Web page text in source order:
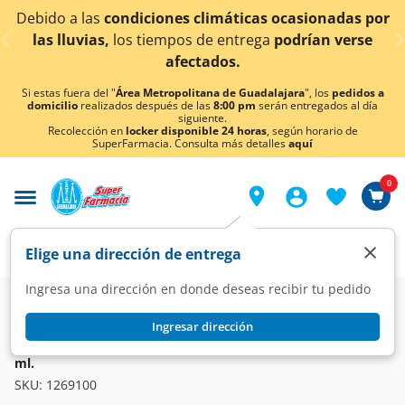
< div class="carousel-inner">
a lascondiciones climáticas ocasionadas por
lluvias, los tiempos de entregapodrían verse
afectados.
Si estas fuera del "Área Metropolitana de Guadalajara", los pedidos a
domicilio realizados después de las8:00 pm serán entregados al día
siguiente.
Recolección en locker disponible 24 horas, según horario de
SuperFarmacia. Consulta más detallesaquí
Elige una dirección de entrega
Ingresa una dirección en donde deseas recibir tu pedido
Ingresar dirección
×
0
Super Higiene y Belleza Cuidado Bucal Enjuagues
Enjuague Bucal Colgate Plax Ice Infinity Sabor Intenso, 500
ml.
SKU: 1269100